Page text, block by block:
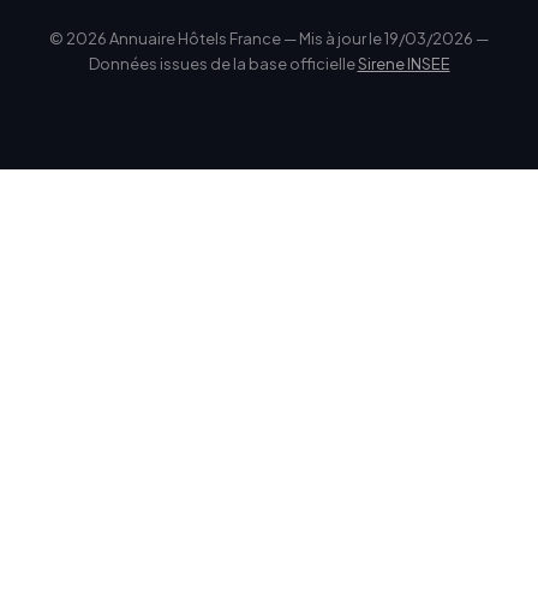
© 2026 Annuaire Hôtels France — Mis à jour le 19/03/2026 —
Données issues de la base officielleSirene INSEE